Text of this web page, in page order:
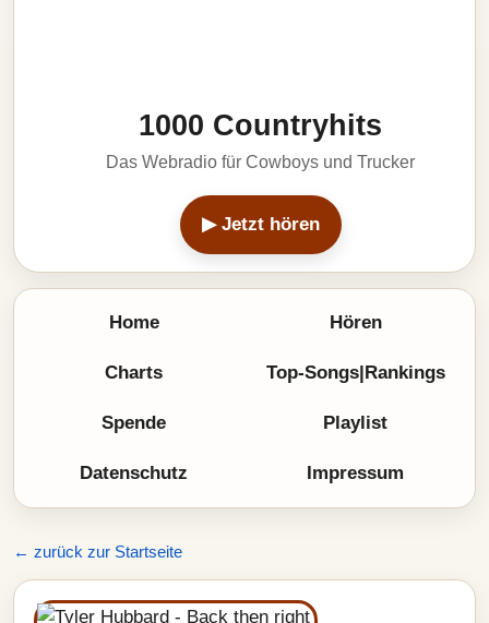
1000 Countryhits
Das Webradio für Cowboys und Trucker
▶ Jetzt hören
Home Hören
Charts Top-Songs|Rankings
Spende Playlist
Datenschutz Impressum
← zurück zur Startseite